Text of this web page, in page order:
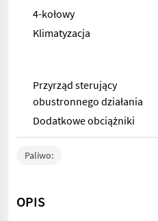
4-kołowy
Klimatyzacja
Przyrząd sterujący
obustronnego działania
Dodatkowe obciążniki
Paliwo:
OPIS